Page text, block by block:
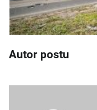
Autor postu